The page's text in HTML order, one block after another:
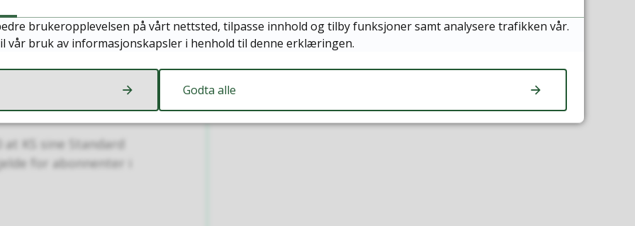
drikkevann i så
plen i tørkeperioder.
KS sine Standard
for abonnenter i
brukeropplevelsen på vårt nettsted, tilpasse innhold og tilby funksjoner samt analysere trafikken vår.
vår bruk av informasjonskapsler i henhold til denne erklæringen.
Godta alle